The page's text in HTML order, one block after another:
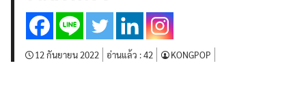
สินค้าโภคภัณฑ์
โบรกเกอร์ FX
กองทุน Forex
ฟรี EA
12 กันยายน 2022 อ่านแล้ว :42 KONGPOP